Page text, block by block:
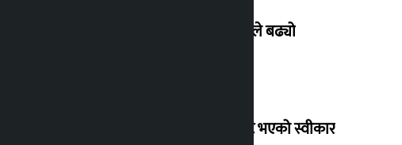
बिहिबार सुनको भाउ तोलामै ८ हजार रुपैयाँले बढ्यो
फिफा अध्यक्ष इन्फान्टिनोद्वारा आफूबाट त्रुटि भएको स्वीकार